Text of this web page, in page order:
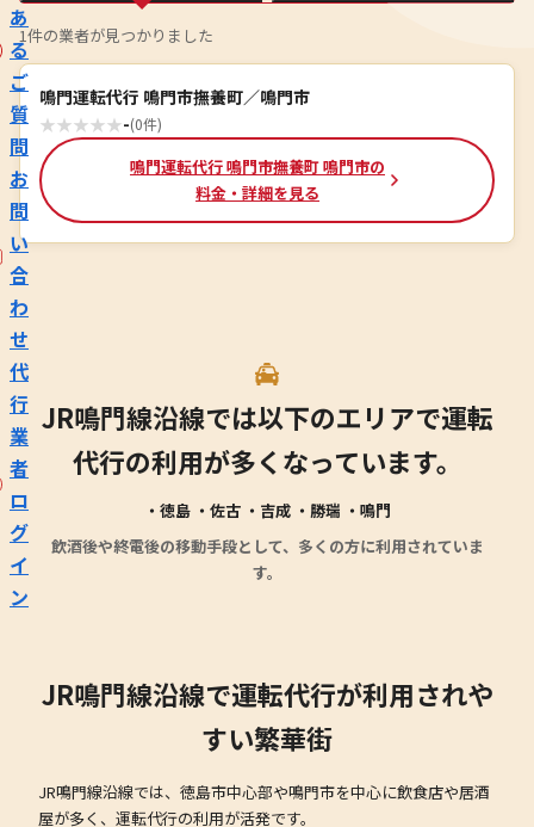
あ
る
ご
質
問
お
問
い
合
わ
せ
代
行
業
者
ロ
グ
イ
ン
1件の業者が見つかりました
鳴門運転代行 鳴門市撫養町／鳴門市
★★★★★-(0件)
鳴門運転代行 鳴門市撫養町 鳴門市の
料金・詳細を見る
JR鳴門線沿線では以下のエリアで運転
代行の利用が多くなっています。
・徳島 ・佐古 ・吉成 ・勝瑞 ・鳴門
飲酒後や終電後の移動手段として、多くの方に利用されていま
す。
JR鳴門線沿線で運転代行が利用されや
すい繁華街
JR鳴門線沿線では、徳島市中心部や鳴門市を中心に飲食店や居酒
屋が多く、運転代行の利用が活発です。